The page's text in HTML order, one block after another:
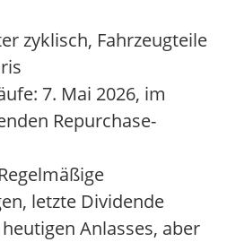
zyklisch, Fahrzeugteile
7. Mai 2026, im
Repurchase-
letzte Dividende
Anlasses, aber